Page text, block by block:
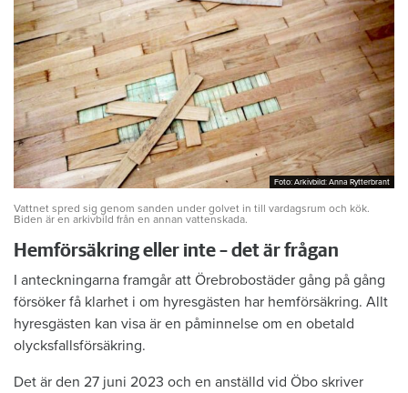
Foto: Arkivbild: Anna Rytterbrant
Foto: Arkivbild: Anna Rytterbrant
Vattnet spred sig genom sanden under golvet in till vardagsrum och kök.
Biden är en arkivbild från en annan vattenskada.
Hemförsäkring eller inte – det är frågan
I anteckningarna framgår att Örebrobostäder gång på gång
försöker få klarhet i om hyresgästen har hemförsäkring. Allt
hyresgästen kan visa är en påminnelse om en obetald
olycksfallsförsäkring.
Det är den 27 juni 2023 och en anställd vid Öbo skriver